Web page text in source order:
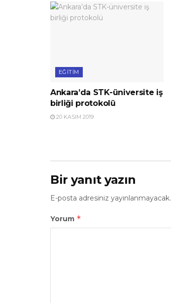
EĞITIM
Ankara’da STK-üniversite iş
birliği protokolü
20 KASIM 2019
Bir yanıt yazın
E-posta adresiniz yayınlanmayacak.
Yorum *